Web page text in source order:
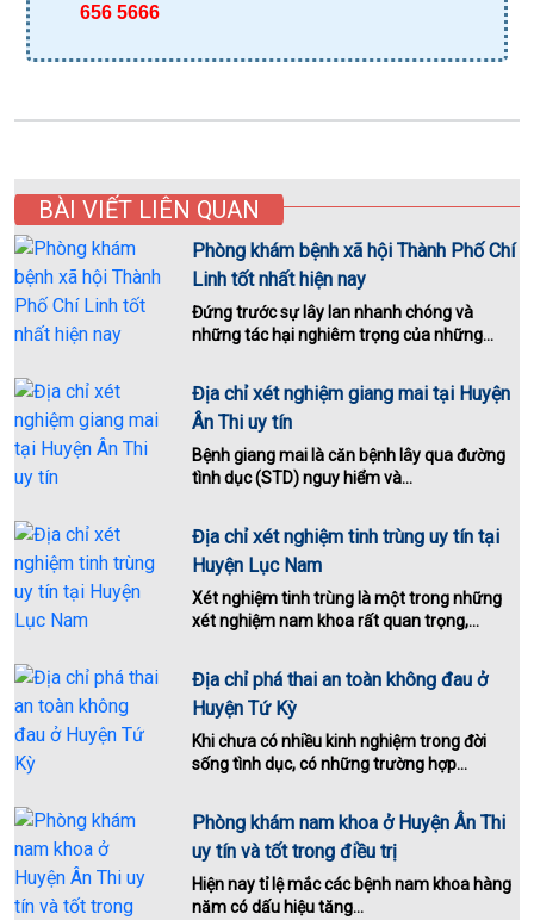
656 5666
BÀI VIẾT LIÊN QUAN
Phòng khám bệnh xã hội Thành Phố Chí
Linh tốt nhất hiện nay
Đứng trước sự lây lan nhanh chóng và
những tác hại nghiêm trọng của những...
Địa chỉ xét nghiệm giang mai tại Huyện
Ân Thi uy tín
Bệnh giang mai là căn bệnh lây qua đường
tình dục (STD) nguy hiểm và...
Địa chỉ xét nghiệm tinh trùng uy tín tại
Huyện Lục Nam
Xét nghiệm tinh trùng là một trong những
xét nghiệm nam khoa rất quan trọng,...
Địa chỉ phá thai an toàn không đau ở
Huyện Tứ Kỳ
Khi chưa có nhiều kinh nghiệm trong đời
sống tình dục, có những trường hợp...
Phòng khám nam khoa ở Huyện Ân Thi
uy tín và tốt trong điều trị
Hiện nay tỉ lệ mắc các bệnh nam khoa hàng
năm có dấu hiệu tăng...